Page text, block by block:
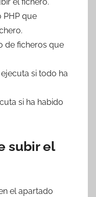
el fichero.
PHP que
de ficheros que
si todo ha
si ha habido
subir el
el apartado